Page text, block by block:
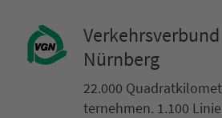
Nürn­berg
22.000
ter­neh­men. 1.100